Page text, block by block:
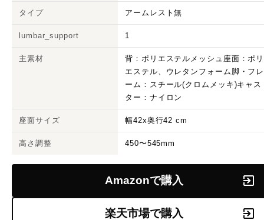
タイプ アームレスト無
lumbar_support 1
主素材
背：ポリエステルメッシュ座面：ポリ
エステル、ウレタンフォーム脚・フレ
ーム：スチール(クロムメッキ)キャス
ター：ナイロン
座面サイズ 幅42x奥行42 cm
高さ調整 450〜545mm
Amazonで購入
楽天市場で購入